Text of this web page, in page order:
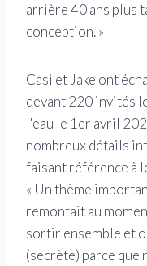
arrière 40 ans plus
conception. »
Casi et Jake ont
devant 220 invités
l'eau le 1er avril
nombreux détails
faisant référence à
« Un thème
remontait au
sortir ensemble et
(secrète) parce que